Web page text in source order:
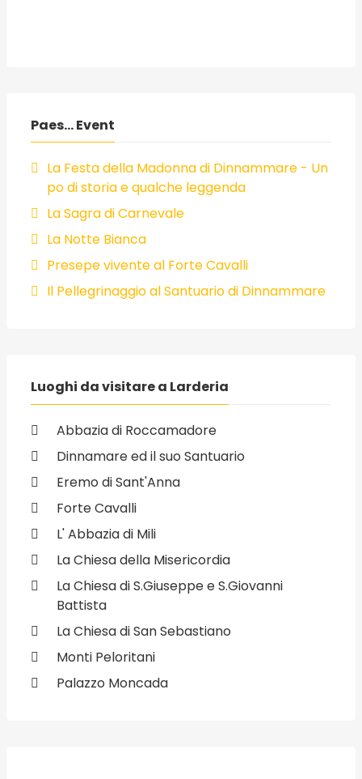
Paes... Event
La Festa della Madonna di Dinnammare - Un
po di storia e qualche leggenda
La Sagra di Carnevale
La Notte Bianca
Presepe vivente al Forte Cavalli
Il Pellegrinaggio al Santuario di Dinnammare
Luoghi da visitare a Larderia
Abbazia di Roccamadore
Dinnamare ed il suo Santuario
Eremo di Sant'Anna
Forte Cavalli
L' Abbazia di Mili
La Chiesa della Misericordia
La Chiesa di S.Giuseppe e S.Giovanni
Battista
La Chiesa di San Sebastiano
Monti Peloritani
Palazzo Moncada